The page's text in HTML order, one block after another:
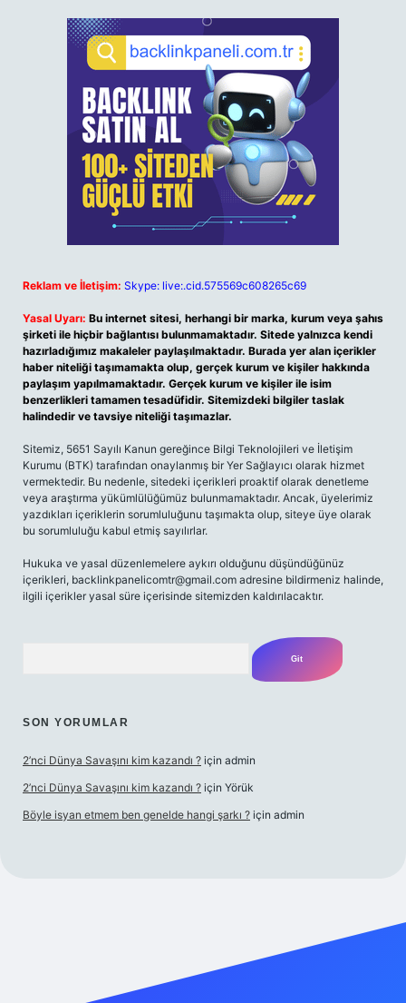
Reklam ve İletişim: Skype: live:.cid.575569c608265c69
Yasal Uyarı: Bu internet sitesi, herhangi bir marka, kurum veya şahıs
şirketi ile hiçbir bağlantısı bulunmamaktadır. Sitede yalnızca kendi
hazırladığımız makaleler paylaşılmaktadır. Burada yer alan içerikler
haber niteliği taşımamakta olup, gerçek kurum ve kişiler hakkında
paylaşım yapılmamaktadır. Gerçek kurum ve kişiler ile isim
benzerlikleri tamamen tesadüfidir. Sitemizdeki bilgiler taslak
halindedir ve tavsiye niteliği taşımazlar.
Sitemiz, 5651 Sayılı Kanun gereğince Bilgi Teknolojileri ve İletişim
Kurumu (BTK) tarafından onaylanmış bir Yer Sağlayıcı olarak hizmet
vermektedir. Bu nedenle, sitedeki içerikleri proaktif olarak denetleme
veya araştırma yükümlülüğümüz bulunmamaktadır. Ancak, üyelerimiz
yazdıkları içeriklerin sorumluluğunu taşımakta olup, siteye üye olarak
bu sorumluluğu kabul etmiş sayılırlar.
Hukuka ve yasal düzenlemelere aykırı olduğunu düşündüğünüz
içerikleri, backlinkpanelicomtr@gmail.com adresine bildirmeniz halinde,
ilgili içerikler yasal süre içerisinde sitemizden kaldırılacaktır.
SON YORUMLAR
2’nci Dünya Savaşını kim kazandı ? için admin
2’nci Dünya Savaşını kim kazandı ? için Yörük
Böyle isyan etmem ben genelde hangi şarkı ? için admin